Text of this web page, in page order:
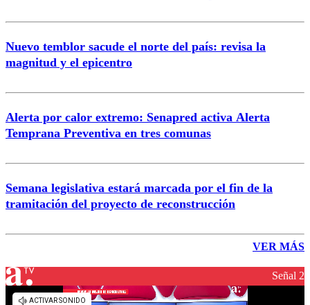
Nuevo temblor sacude el norte del país: revisa la
magnitud y el epicentro
Alerta por calor extremo: Senapred activa Alerta
Temprana Preventiva en tres comunas
Semana legislativa estará marcada por el fin de la
tramitación del proyecto de reconstrucción
VER MÁS
Señal 2